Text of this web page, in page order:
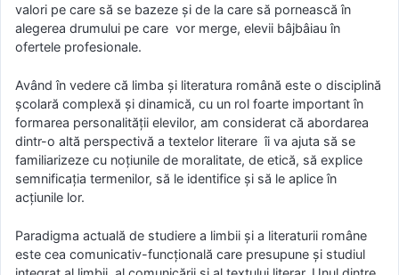
valori pe care să se bazeze şi de la care să pornească în
alegerea drumului pe care vor merge, elevii bâjbâiau în
ofertele profesionale.
Având în vedere că limba şi literatura română este o disciplină
şcolară complexă şi dinamică, cu un rol foarte important în
formarea personalităţii elevilor, am considerat că abordarea
dintr-o altă perspectivă a textelor literare îi va ajuta să se
familiarizeze cu noţiunile de moralitate, de etică, să explice
semnificaţia termenilor, să le identifice şi să le aplice în
acţiunile lor.
Paradigma actuală de studiere a limbii şi a literaturii române
este cea comunicativ-funcţională care presupune şi studiul